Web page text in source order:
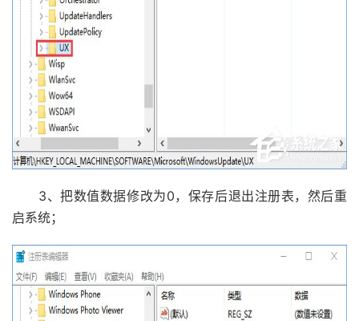
3、把数值数据修改为0，保存后退出注册表，然后重
启系统；